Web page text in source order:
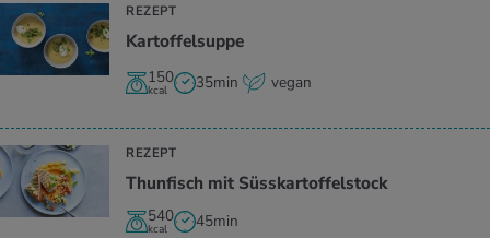
REZEPT
Kartoffelsuppe
150
kcal 35min vegan
REZEPT
Thunfisch mit Süsskartoffelstock
540
kcal 45min